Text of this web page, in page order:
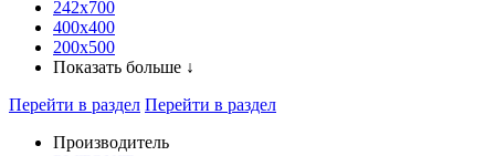
242х700
400х400
200х500
Показать больше ↓
Перейти в раздел Перейти в раздел
Производитель